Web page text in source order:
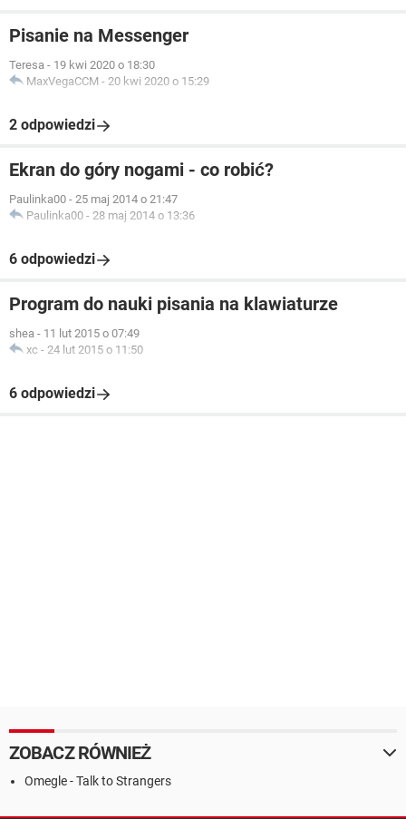
Pisanie na Messenger
Teresa - 19 kwi 2020 o 18:30
MaxVegaCCM - 20 kwi 2020 o 15:29
2 odpowiedzi
Ekran do góry nogami - co robić?
Paulinka00 - 25 maj 2014 o 21:47
Paulinka00 - 28 maj 2014 o 13:36
6 odpowiedzi
Program do nauki pisania na klawiaturze
shea - 11 lut 2015 o 07:49
xc - 24 lut 2015 o 11:50
6 odpowiedzi
ZOBACZ RÓWNIEŻ
Omegle - Talk to Strangers